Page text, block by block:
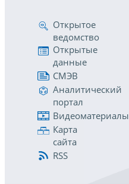
Открытое
ведомство
Открытые
данные
СМЭВ
Аналитический
портал
Видеоматериалы
Карта
сайта
RSS